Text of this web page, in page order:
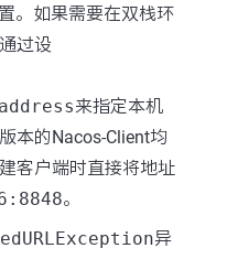
。如果需要在双栈环
过设
来指定本机
本的Nacos-Client均
客户端时直接将地址
。
异